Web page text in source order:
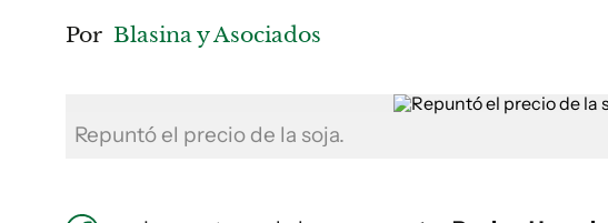
Por Blasina y Asociados
Repuntó el precio de la soja.